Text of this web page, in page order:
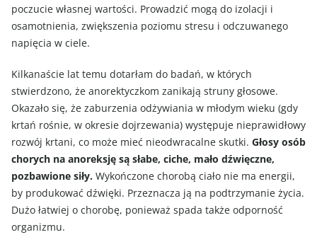
poczucie własnej wartości. Prowadzić mogą do izolacji i
osamotnienia, zwiększenia poziomu stresu i odczuwanego
napięcia w ciele.
Kilkanaście lat temu dotarłam do badań, w których
stwierdzono, że anorektyczkom zanikają struny głosowe.
Okazało się, że zaburzenia odżywiania w młodym wieku (gdy
krtań rośnie, w okresie dojrzewania) występuje nieprawidłowy
rozwój krtani, co może mieć nieodwracalne skutki. Głosy osób
chorych na anoreksję są słabe, ciche, mało dźwięczne,
pozbawione siły. Wykończone chorobą ciało nie ma energii,
by produkować dźwięki. Przeznacza ją na podtrzymanie życia.
Dużo łatwiej o chorobę, ponieważ spada także odporność
organizmu.